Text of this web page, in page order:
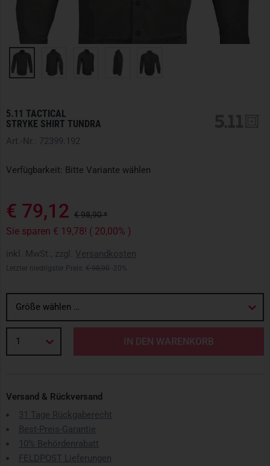
5.11 TACTICAL
STRYKE SHIRT TUNDRA
Art.-Nr.: 72399.192
Verfügbarkeit: Bitte Variante wählen
€ 79,12 € 98,90 *
Sie sparen € 19,78! ( 20,00% )
inkl. MwSt., zzgl. Versandkosten
Letzter niedrigster Preis: € 98,90 -20%
Größe wählen …
1 IN DEN WARENKORB
Versand & Rückversand
31 Tage Rückgaberecht
Best-Preis-Garantie
10% Behördenrabatt
FELDPOST Lieferungen